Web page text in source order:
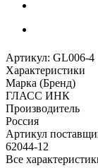
Артикул: GL006-4
Характеристики
Марка (Бренд)
ГЛАСС ИНК
Производитель
Россия
Артикул
62044-12
Все